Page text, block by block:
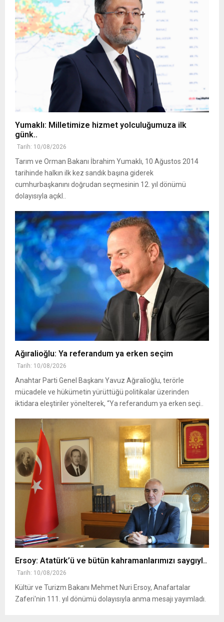
Yumaklı: Milletimize hizmet yolculuğumuza ilk
günk..
Tarih: 10/08/2026
Tarım ve Orman Bakanı İbrahim Yumaklı, 10 Ağustos 2014
tarihinde halkın ilk kez sandık başına giderek
cumhurbaşkanını doğrudan seçmesinin 12. yıl dönümü
dolayısıyla açıkl..
Ağıralioğlu: Ya referandum ya erken seçim
Tarih: 10/08/2026
Anahtar Parti Genel Başkanı Yavuz Ağıralioğlu, terörle
mücadele ve hükümetin yürüttüğü politikalar üzerinden
iktidara eleştiriler yönelterek, “Ya referandum ya erken seçi..
Ersoy: Atatürk’ü ve bütün kahramanlarımızı saygıyl..
Tarih: 10/08/2026
Kültür ve Turizm Bakanı Mehmet Nuri Ersoy, Anafartalar
Zaferi'nin 111. yıl dönümü dolayısıyla anma mesajı yayımladı.